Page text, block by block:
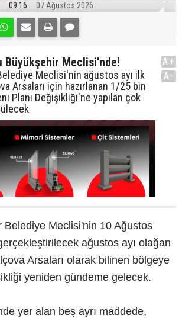
09:16 07 Ağustos 2026
Büyükşehir Meclisi'nde!
Meclisi'nin ağustos ayı ilk
Arsaları için hazırlanan 1/25 bin
Planı Değişikliği'ne yapılan çok
A+
A-
Belediye Meclisi'nin 10 Ağustos
ağustos ayı olağan
Arsaları olarak bilinen bölgeye
yeniden gündeme gelecek.
yer alan beş ayrı maddede,